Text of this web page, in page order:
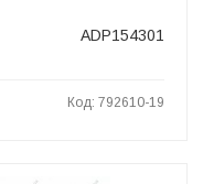
ADP154301
Код: 792610-19